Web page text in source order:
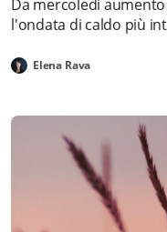
Da mercoledì
l'ondata di caldo più
Elena Rava